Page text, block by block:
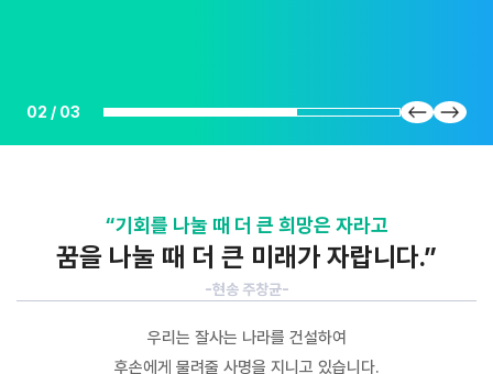
02 / 03
“기회를 나눌 때 더 큰 희망은 자라고
꿈을 나눌 때 더 큰 미래가 자랍니다.”
-현송 주창균-
우리는 잘사는 나라를 건설하여
후손에게 물려줄 사명을 지니고 있습니다.